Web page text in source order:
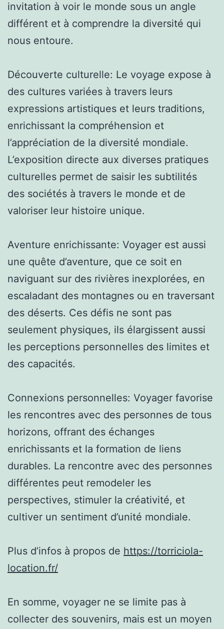
invitation à voir le monde sous un angle
différent et à comprendre la diversité qui
nous entoure.
Découverte culturelle: Le voyage expose à
des cultures variées à travers leurs
expressions artistiques et leurs traditions,
enrichissant la compréhension et
l’appréciation de la diversité mondiale.
L’exposition directe aux diverses pratiques
culturelles permet de saisir les subtilités
des sociétés à travers le monde et de
valoriser leur histoire unique.
Aventure enrichissante: Voyager est aussi
une quête d’aventure, que ce soit en
naviguant sur des rivières inexplorées, en
escaladant des montagnes ou en traversant
des déserts. Ces défis ne sont pas
seulement physiques, ils élargissent aussi
les perceptions personnelles des limites et
des capacités.
Connexions personnelles: Voyager favorise
les rencontres avec des personnes de tous
horizons, offrant des échanges
enrichissants et la formation de liens
durables. La rencontre avec des personnes
différentes peut remodeler les
perspectives, stimuler la créativité, et
cultiver un sentiment d’unité mondiale.
Plus d’infos à propos de https://torriciola-
location.fr/
En somme, voyager ne se limite pas à
collecter des souvenirs, mais est un moyen